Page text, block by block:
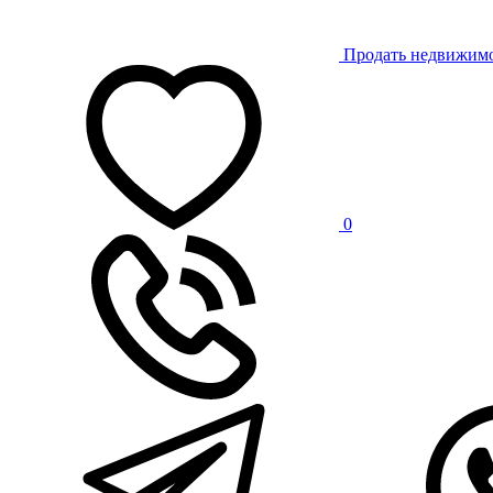
Продать
0